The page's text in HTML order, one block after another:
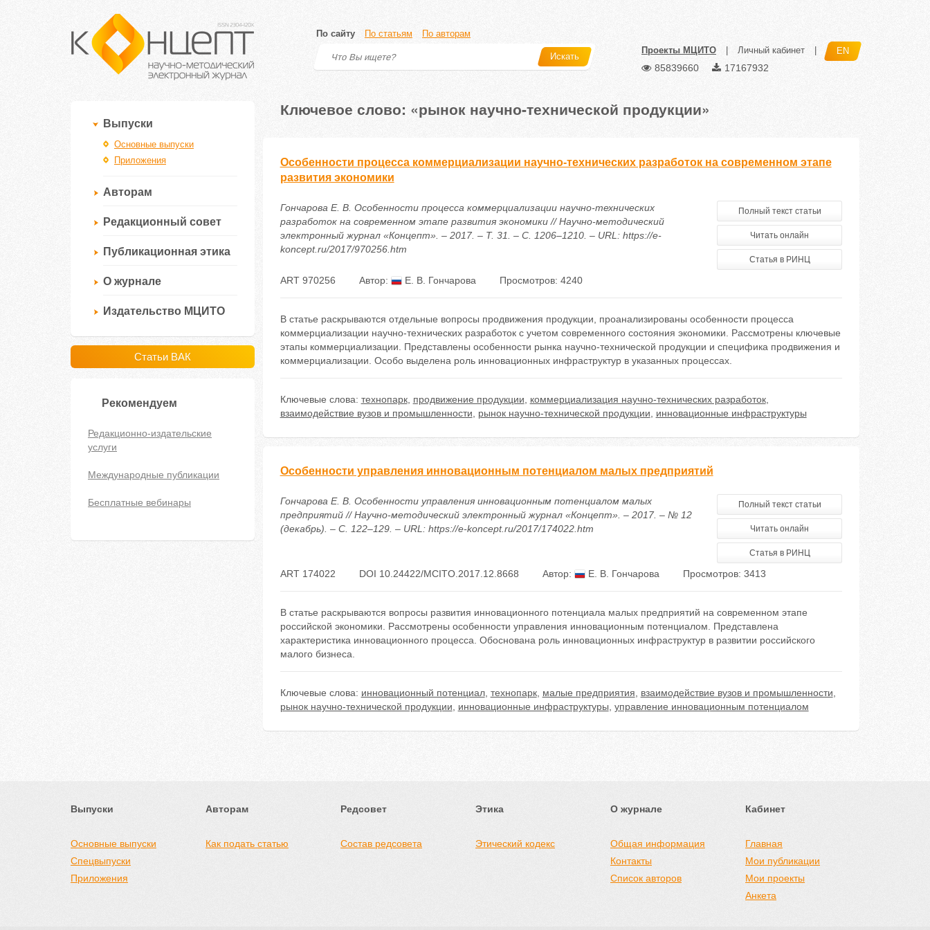
По сайту По статьям По авторам
Искать
Проекты МЦИТО Личный кабинет EN
85839660 17167932
Выпуски
Основные выпуски
Приложения
Авторам
Редакционный совет
Публикационная этика
О журнале
Издательство МЦИТО
Статьи ВАК
Рекомендуем
Редакционно-издательские
услуги
Международные публикации
Бесплатные вебинары
Ключевое слово: «рынок научно-технической продукции»
Особенности процесса коммерциализации научно-технических разработок на современном этапе
развития экономики
Гончарова Е. В. Особенности процесса коммерциализации научно-технических
разработок на современном этапе развития экономики // Научно-методический
электронный журнал «Концепт». – 2017. – Т. 31. – С. 1206–1210. – URL: https://e-
koncept.ru/2017/970256.htm
Полный текст статьи
Читать онлайн
Статья в РИНЦ
ART 970256 Автор: Е. В. Гончарова Просмотров: 4240
В статье раскрываются отдельные вопросы продвижения продукции, проанализированы особенности процесса
коммерциализации научно-технических разработок с учетом современного состояния экономики. Рассмотрены ключевые
этапы коммерциализации. Представлены особенности рынка научно-технической продукции и специфика продвижения и
коммерциализации. Особо выделена роль инновационных инфраструктур в указанных процессах.
Ключевые слова: технопарк, продвижение продукции коммерциализация научно-технических разработок,
взаимодействие вузов и промышленности
рынок научно-технической продукции инновационные инфраструктуры
Особенности управления инновационным потенциалом малых предприятий
Гончарова Е. В. Особенности управления инновационным потенциалом малых
предприятий // Научно-методический электронный журнал «Концепт». – 2017. – № 12
(декабрь). – С. 122–129. – URL: https://e-koncept.ru/2017/174022.htm
Полный текст статьи
Читать онлайн
Статья в РИНЦ
ART 174022 DOI 10.24422/MCITO.2017.12.8668 Автор: Е. В. Гончарова Просмотров: 3413
В статье раскрываются вопросы развития инновационного потенциала малых предприятий на современном этапе
российской экономики. Рассмотрены особенности управления инновационным потенциалом. Представлена
характеристика инновационного процесса. Обоснована роль инновационных инфраструктур в развитии российского
малого бизнеса.
Ключевые слова: инновационный потенциал, технопарк, малые предприятия взаимодействие вузов и промышленности
рынок научно-технической продукции
инновационные инфраструктуры управление инновационным потенциалом
Выпуски
Основные выпуски
Спецвыпуски
Приложения
Авторам
Как подать статью
Редсовет
Состав редсовета
Этика
Этический кодекс
О журнале
Общая информация
Контакты
Список авторов
Кабинет
Главная
Мои публикации
Мои проекты
Анкета